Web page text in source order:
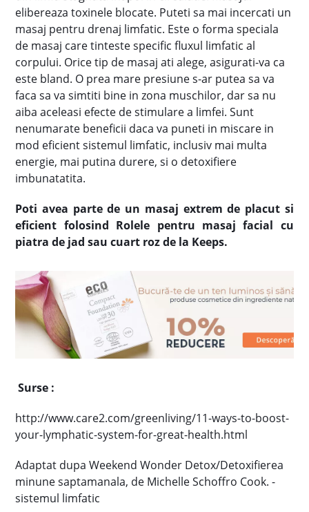
elibereaza toxinele blocate. Puteti sa mai incercati un
masaj pentru drenaj limfatic. Este o forma speciala
de masaj care tinteste specific fluxul limfatic al
corpului. Orice tip de masaj ati alege, asigurati-va ca
este bland. O prea mare presiune s-ar putea sa va
faca sa va simtiti bine in zona muschilor, dar sa nu
aiba aceleasi efecte de stimulare a limfei. Sunt
nenumarate beneficii daca va puneti in miscare in
mod eficient sistemul limfatic, inclusiv mai multa
energie, mai putina durere, si o detoxifiere
imbunatatita.
Poti avea parte de un masaj extrem de placut si
eficient folosind Rolele pentru masaj facial cu
piatra de jad sau cuart roz de la Keeps.
Surse :
http://www.care2.com/greenliving/11-ways-to-boost-
your-lymphatic-system-for-great-health.html
Adaptat dupa Weekend Wonder Detox/Detoxifierea
minune saptamanala, de Michelle Schoffro Cook. -
sistemul limfatic